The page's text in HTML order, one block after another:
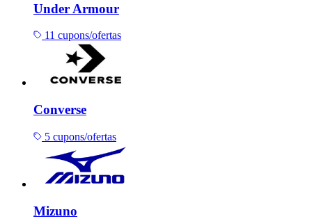
Under Armour
11 cupons/ofertas
Converse
5 cupons/ofertas
Mizuno